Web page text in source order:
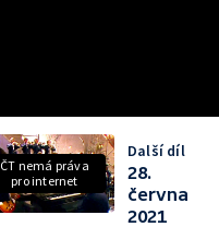
ČT nemá práva
pro internet
Další díl
28.
června
2021